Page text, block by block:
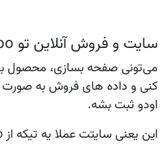
سایت و فروش آنلاین تو Odoo چه شکلیه؟
می‌تونی صفحه بسازی، محصول
کنی و داده های فروش به صورت
اودو ثبت بشه.
این یعنی سایتت عملا یه تیکه از Odoo عه.